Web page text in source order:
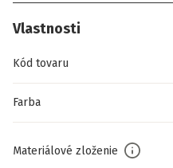
Vlastnosti
Kód tovaru
Farba
Materiálové zloženie